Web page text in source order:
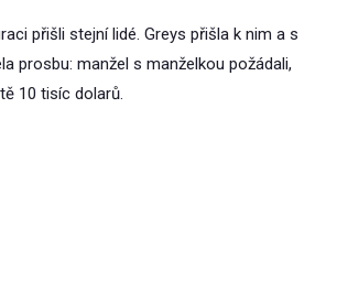
přišli stejní lidé. Greys přišla k nim a s
prosbu: manžel s manželkou požádali,
10 tisíc dolarů.